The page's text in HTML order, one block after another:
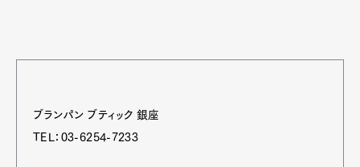
ブランパン ブティック 銀座
TEL：03-6254-7233